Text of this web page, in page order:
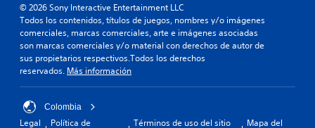
© 2026 Sony Interactive Entertainment LLC
Todos los contenidos, títulos de juegos, nombres y/o imágenes
comerciales, marcas comerciales, arte e imágenes asociadas
son marcas comerciales y/o material con derechos de autor de
sus propietarios respectivos.Todos los derechos
reservados. Más información
Colombia
Legal Política de Términos de uso del sitio Mapa del